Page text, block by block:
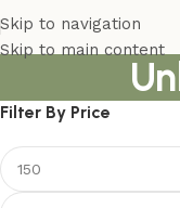
Skip to navigation
Skip to main content
Filter By Price